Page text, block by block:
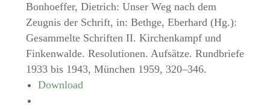
Bonhoeffer, Dietrich: Unser Weg nach dem
Zeugnis der Schrift, in: Bethge, Eberhard (Hg.):
Gesammelte Schriften II. Kirchenkampf und
Finkenwalde. Resolutionen. Aufsätze. Rundbriefe
1933 bis 1943, München 1959, 320–346.
Download